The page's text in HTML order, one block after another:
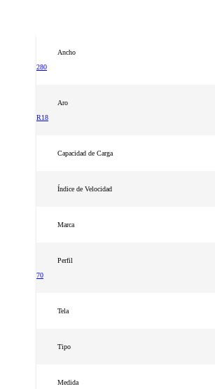
Ancho
280
Aro
R18
Capacidad de Carga
Índice de Velocidad
Marca
Perfil
70
Tela
Tipo
Medida